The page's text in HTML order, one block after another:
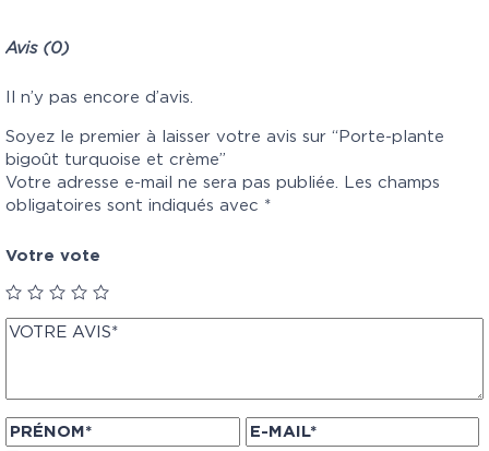
Avis (0)
Il n’y pas encore d’avis.
Soyez le premier à laisser votre avis sur “Porte-plante
bigoût turquoise et crème”
Votre adresse e-mail ne sera pas publiée. Les champs
obligatoires sont indiqués avec *
Votre vote